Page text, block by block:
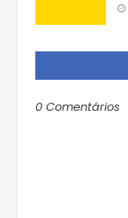
0 Comentários